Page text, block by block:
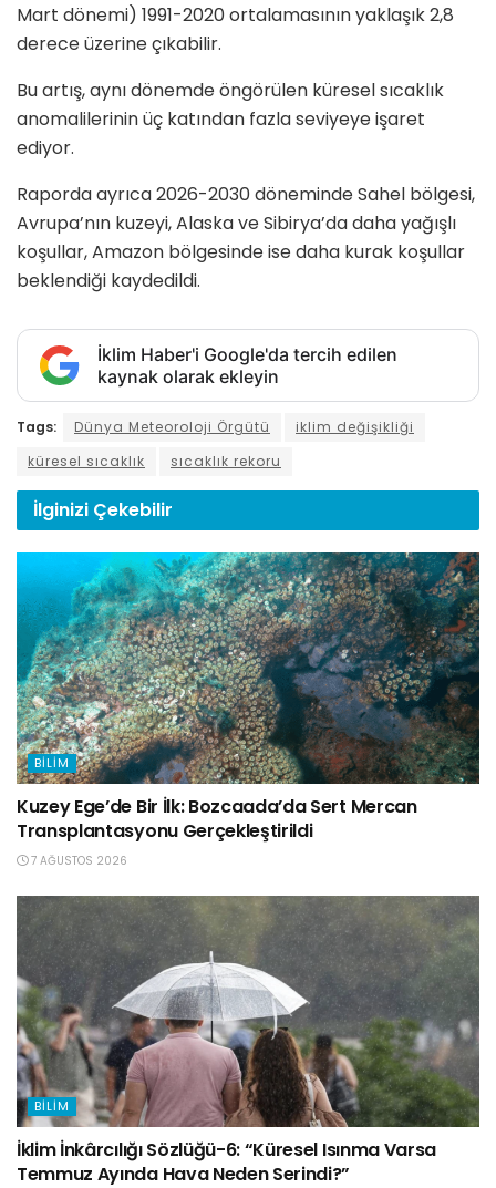
Mart dönemi) 1991-2020 ortalamasının yaklaşık 2,8
derece üzerine çıkabilir.
Bu artış, aynı dönemde öngörülen küresel sıcaklık
anomalilerinin üç katından fazla seviyeye işaret
ediyor.
Raporda ayrıca 2026-2030 döneminde Sahel bölgesi,
Avrupa’nın kuzeyi, Alaska ve Sibirya’da daha yağışlı
koşullar, Amazon bölgesinde ise daha kurak koşullar
beklendiği kaydedildi.
İklim Haber'i Google'da tercih edilen
kaynak olarak ekleyin
Tags: Dünya Meteoroloji Örgütü
iklim değişikliği
küresel sıcaklık
sıcaklık rekoru
İlginizi Çekebilir
BILIM
Kuzey Ege’de Bir İlk: Bozcaada’da Sert Mercan
Transplantasyonu Gerçekleştirildi
7 AĞUSTOS 2026
BILIM
İklim İnkârcılığı Sözlüğü-6: “Küresel Isınma Varsa
Temmuz Ayında Hava Neden Serindi?”